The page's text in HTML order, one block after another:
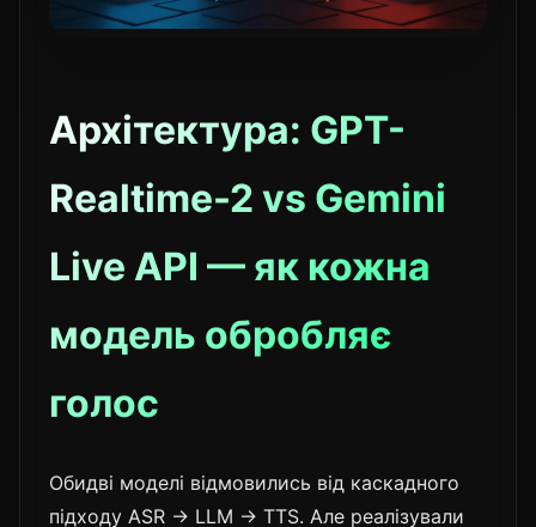
Архітектура: GPT-
Realtime-2 vs Gemini
Live API — як кожна
модель обробляє
голос
Обидві моделі відмовились від каскадного
підходу ASR → LLM → TTS. Але реалізували